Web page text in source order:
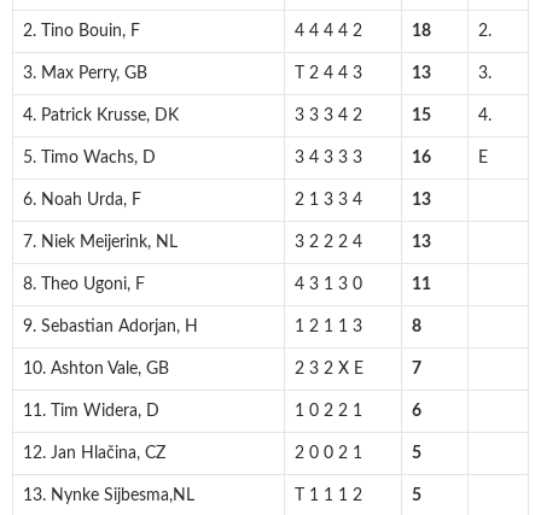
2. Tino Bouin, F 4 4 4 4 2 18 2.
3. Max Perry, GB T 2 4 4 3 13 3.
4. Patrick Krusse, DK 3 3 3 4 2 15 4.
5. Timo Wachs, D 3 4 3 3 3 16 E
6. Noah Urda, F 2 1 3 3 4 13
7. Niek Meijerink, NL 3 2 2 2 4 13
8. Theo Ugoni, F 4 3 1 3 0 11
9. Sebastian Adorjan, H 1 2 1 1 3 8
10. Ashton Vale, GB 2 3 2 X E 7
11. Tim Widera, D 1 0 2 2 1 6
12. Jan Hlačina, CZ 2 0 0 2 1 5
13. Nynke Sijbesma,NL T 1 1 1 2 5